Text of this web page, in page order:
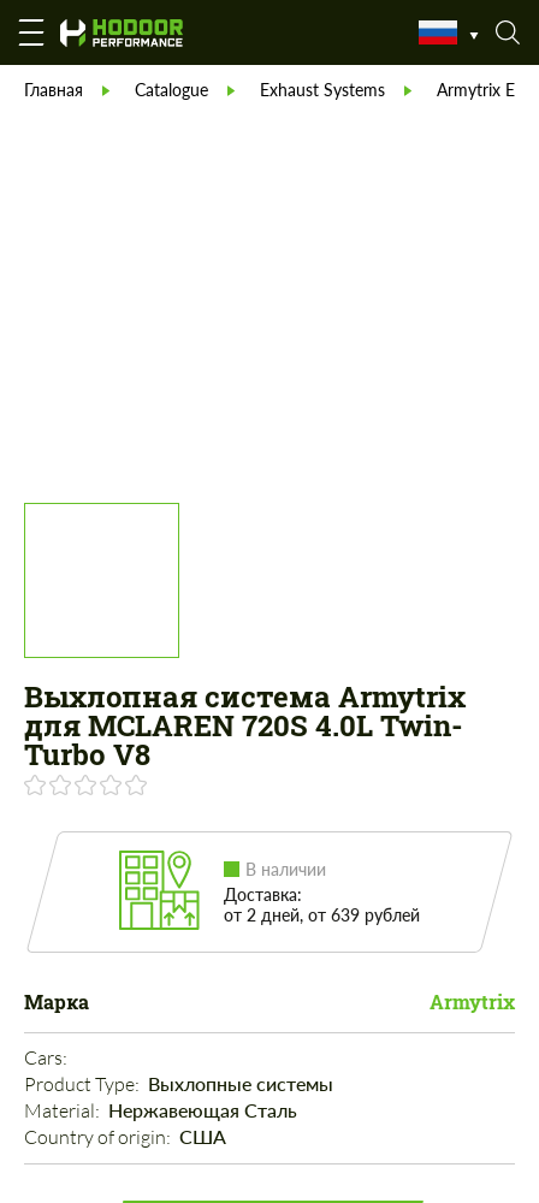
Главная Catalogue Exhaust Systems Armytrix
Выхлопная система Armytrix
для MCLAREN 720S 4.0L Twin-
Turbo V8
В наличии
Доставка:
от 2 дней, от 639 рублей
Марка Armytrix
Cars:
Product Type: Выхлопные системы
Material: Нержавеющая Сталь
Country of origin: США